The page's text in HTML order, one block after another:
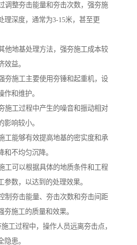
调整夯击能量和夯击次数，强夯施
理深度，通常为3-15米，甚至更
他地基处理方法，强夯施工成本较
益。
夯施工主要使用夯锤和起重机，设
和维护。
施工过程中产生的噪音和振动相对
响较小。
工能够有效提高地基的密实度和承
不均匀沉降。
工可以根据具体的地质条件和工程
参数，以达到的处理效果。
制夯击能量、夯击次数和夯击间距
施工的质量和效果。
工过程中，操作人员远离夯击点，
隐患。